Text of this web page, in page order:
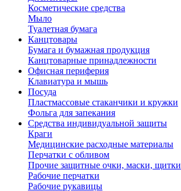
Косметические средства
Мыло
Туалетная бумага
Канцтовары
Бумага и бумажная продукция
Канцтоварные принадлежности
Офисная периферия
Клавиатура и мышь
Посуда
Пластмассовые стаканчики и кружки
Фольга для запекания
Средства индивидуальной защиты
Краги
Медицинские расходные материалы
Перчатки с обливом
Прочие защитные очки, маски, щитки
Рабочие перчатки
Рабочие рукавицы